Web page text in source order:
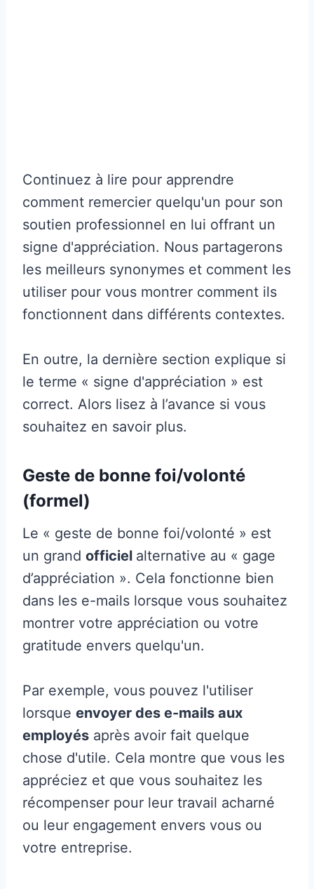
Continuez à lire pour apprendre
comment remercier quelqu'un pour son
soutien professionnel en lui offrant un
signe d'appréciation. Nous partagerons
les meilleurs synonymes et comment les
utiliser pour vous montrer comment ils
fonctionnent dans différents contextes.
En outre, la dernière section explique si
le terme « signe d'appréciation » est
correct. Alors lisez à l’avance si vous
souhaitez en savoir plus.
Geste de bonne foi/volonté
(formel)
Le « geste de bonne foi/volonté » est
un grand officiel alternative au « gage
d’appréciation ». Cela fonctionne bien
dans les e-mails lorsque vous souhaitez
montrer votre appréciation ou votre
gratitude envers quelqu'un.
Par exemple, vous pouvez l'utiliser
lorsque envoyer des e-mails aux
employés après avoir fait quelque
chose d'utile. Cela montre que vous les
appréciez et que vous souhaitez les
récompenser pour leur travail acharné
ou leur engagement envers vous ou
votre entreprise.